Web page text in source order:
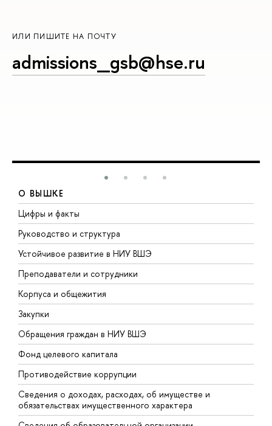
ИЛИ ПИШИТЕ НА ПОЧТУ
admissions_gsb@hse.ru
О ВЫШКЕ
Цифры и факты
Руководство и структура
Устойчивое развитие в НИУ ВШЭ
Преподаватели и сотрудники
Корпуса и общежития
Закупки
Обращения граждан в НИУ ВШЭ
Фонд целевого капитала
Противодействие коррупции
Сведения о доходах, расходах, об имуществе и
обязательствах имущественного характера